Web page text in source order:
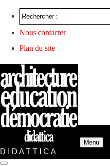
Nous contacter
Plan du site
Menu
D I D A T T I C A